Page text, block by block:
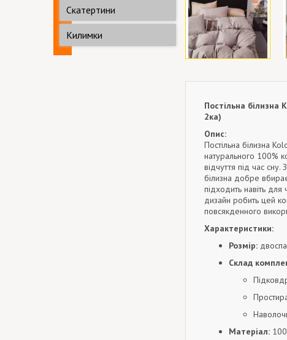
Скатертини
Килимки
Постільна
2ка)
Опис:
Постільна білизна
натурального 100%
відчуття під час сну.
білизна добре
підходить навіть для
дизайн робить цей
повсякденного
Характеристики:
Розмір:
Склад
Матеріал: